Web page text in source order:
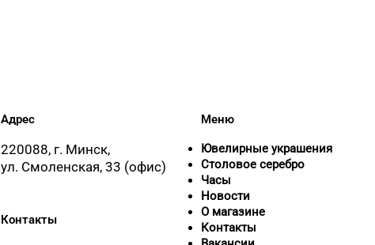
Адрес
220088, г. Минск,
ул. Смоленская, 33 (офис)
Контакты
Меню
Ювелирные украшения
Столовое серебро
Часы
Новости
О магазине
Контакты